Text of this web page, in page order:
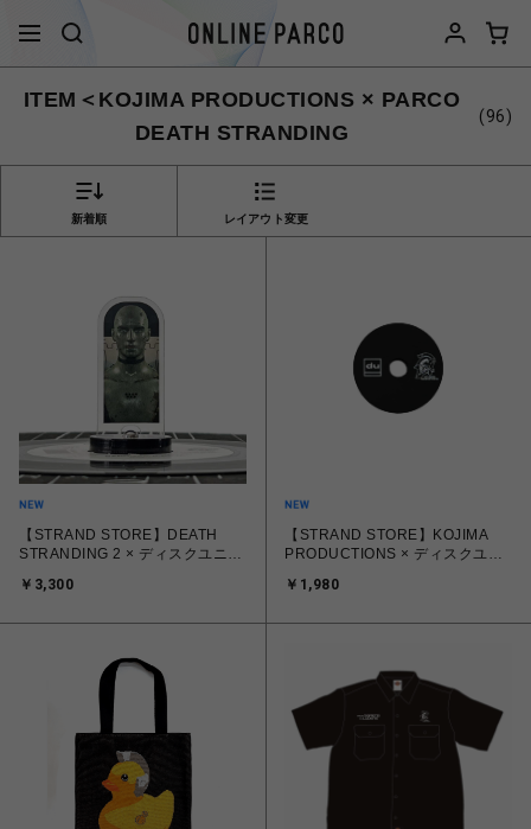
ITEM＜KOJIMA PRODUCTIONS × PARCO
DEATH STRANDING
(96)
新着順 レイアウト変更
【STRAND STORE】DEATH
STRANDING 2 × ディスクユニオ
ター(チャーリー)
￥3,300
【STRAND STORE】KOJIMA
PRODUCTIONS × ディスクユニ
￥1,980